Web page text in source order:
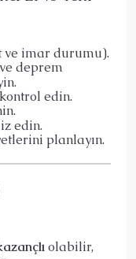
ve imar durumu).
deprem
edin.
edin.
planlayın.
olabilir,